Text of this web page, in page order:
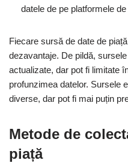
datele de pe platformele
Fiecare sursă de date de
dezavantaje. De pildă,
actualizate, dar pot fi limitate
profunzimea datelor. Sursele
diverse, dar pot fi mai puțin
Metode de
piață